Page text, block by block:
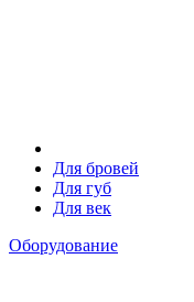
Для бровей
Для губ
Для век
Оборудование